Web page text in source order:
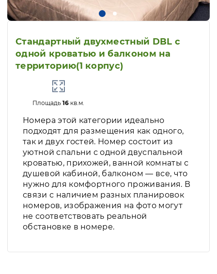
Стандартный двухместный DBL с
одной кроватью и балконом на
территорию(1 корпус)
Площадь16 кв.м.
Номера этой категории идеально
подходят для размещения как одного,
так и двух гостей. Номер состоит из
уютной спальни с одной двуспальной
кроватью, прихожей, ванной комнаты с
душевой кабиной, балконом — все, что
нужно для комфортного проживания. В
связи с наличием разных планировок
номеров, изображения на фото могут
не соответствовать реальной
обстановке в номере.